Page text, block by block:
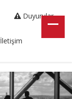
Duyurular
İletişim